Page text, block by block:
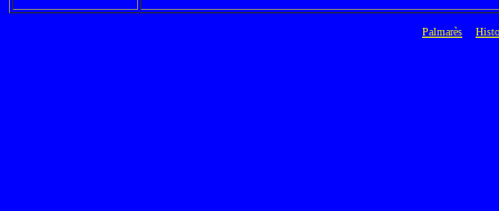
Palmarès